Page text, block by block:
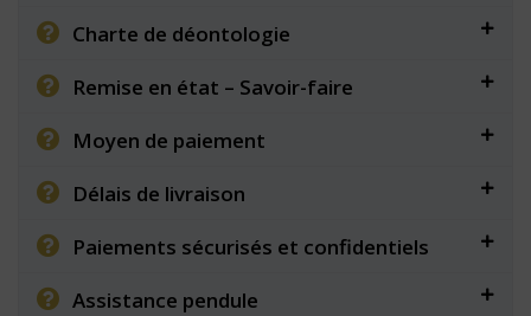
Charte de déontologie
Remise en état – Savoir-faire
Moyen de paiement
Délais de livraison
Paiements sécurisés et confidentiels
Assistance pendule